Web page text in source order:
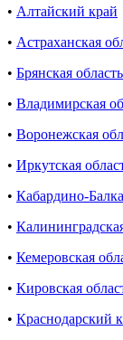
• Алтайский край
• Астраханская
• Брянская область
• Владимирская
• Воронежская
• Иркутская
• Кабардино-
•
• Кемеровская
• Кировская
• Краснодарский